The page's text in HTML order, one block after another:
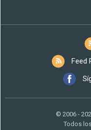
Feed
© 2006 -
Todos